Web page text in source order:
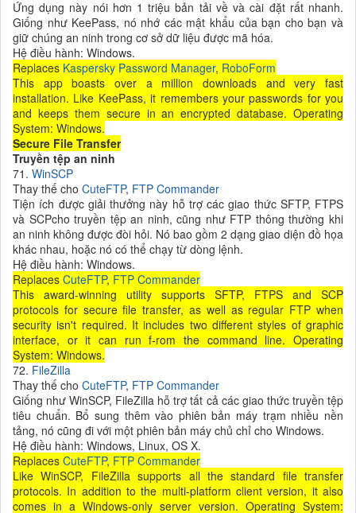
Ứng dụng này nói hơn 1 triệu bản tải về và cài đặt rất nhanh.
Giống như KeePass, nó nhớ các mật khẩu của bạn cho bạn và
giữ chúng an ninh trong cơ sở dữ liệu được mã hóa.
Hệ điều hành: Windows.
Replaces Kaspersky Password Manager, RoboForm
This app boasts over a million downloads and very fast
installation. Like KeePass, it remembers your passwords for you
and keeps them secure in an encrypted database. Operating
System: Windows.
Secure File Transfer
Truyền tệp an ninh
71. WinSCP
Thay thế cho CuteFTP, FTP Commander
Tiện ích được giải thưởng này hỗ trợ các giao thức SFTP, FTPS
và SCPcho truyền tệp an ninh, cũng như FTP thông thường khi
an ninh không được đòi hỏi. Nó bao gồm 2 dạng giao diện đồ họa
khác nhau, hoặc nó có thể chạy từ dòng lệnh.
Hệ điều hành: Windows.
Replaces CuteFTP, FTP Commander
This award-winning utility supports SFTP, FTPS and SCP
protocols for secure file transfer, as well as regular FTP when
security isn't required. It includes two different styles of graphic
interface, or it can run f-rom the command line. Operating
System: Windows.
72. FileZilla
Thay thế cho CuteFTP, FTP Commander
Giống như WinSCP, FileZilla hỗ trợ tất cả các giao thức truyền tệp
tiêu chuẩn. Bổ sung thêm vào phiên bản máy trạm nhiều nền
tảng, nó cũng đi với một phiên bản máy chủ chỉ cho Windows.
Hệ điều hành: Windows, Linux, OS X.
Replaces CuteFTP, FTP Commander
Like WinSCP, FileZilla supports all the standard file transfer
protocols. In addition to the multi-platform client version, it also
comes in a Windows-only server version. Operating System: